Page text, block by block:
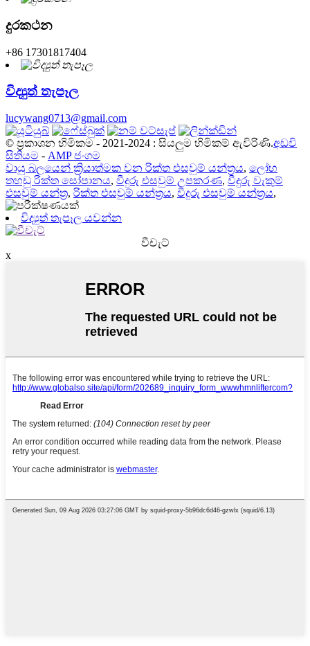
දුරකථන
+86 17301817404
විද්‍යුත් තැපෑල
lucywang0713@gmail.com
© ප්‍රකාශන හිමිකම - 2021-2024 : සියලුම හිමිකම් ඇවිරිණි.අඩවි
සිතියම - AMP ජංගම
වායු බලයෙන් ක්‍රියාත්මක වන රික්ත එසවුම් යන්ත්‍රය, ලෝහ
තහඩු රික්ත සෝපානය, වීදුරු එසවුම් උපකරණ, වීදුරු වැකුම්
එසවුම් යන්ත්‍ර, රික්ත එසවුම් යන්ත්‍රය, වීදුරු එසවුම් යන්ත්‍රය,
විද්‍යුත් තැපෑල යවන්න
වීචැට්
x